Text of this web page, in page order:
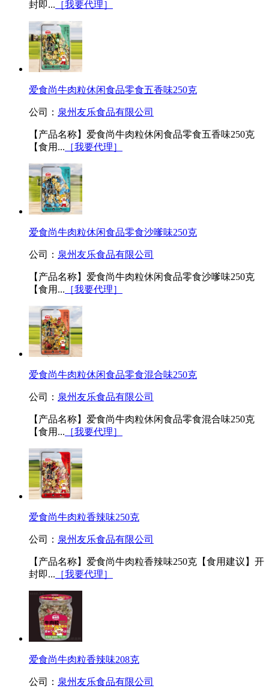
封即... ［我要代理］
爱食尚牛肉粒休闲食品零食五香味250克
公司： 泉州友乐食品有限公司
【产品名称】爱食尚牛肉粒休闲食品零食五香味250克
【食用... ［我要代理］
爱食尚牛肉粒休闲食品零食沙嗲味250克
公司： 泉州友乐食品有限公司
【产品名称】爱食尚牛肉粒休闲食品零食沙嗲味250克
【食用... ［我要代理］
爱食尚牛肉粒休闲食品零食混合味250克
公司： 泉州友乐食品有限公司
【产品名称】爱食尚牛肉粒休闲食品零食混合味250克
【食用... ［我要代理］
爱食尚牛肉粒香辣味250克
公司： 泉州友乐食品有限公司
【产品名称】爱食尚牛肉粒香辣味250克【食用建议】开
封即... ［我要代理］
爱食尚牛肉粒香辣味208克
公司： 泉州友乐食品有限公司